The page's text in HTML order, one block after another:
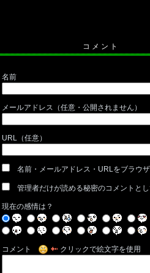
コ メ ン ト
名前
メールアドレス（任意・公開されません）
URL（任意）
名前・メールアドレス・URLをブラウ
管理者だけが読める秘密のコメントと
現在の感情は？
コメント クリックで絵文字を使用